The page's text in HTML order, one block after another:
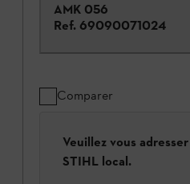
AMK 056
Ref. 69090071024
Comparer
Veuillez vous
STIHL local.